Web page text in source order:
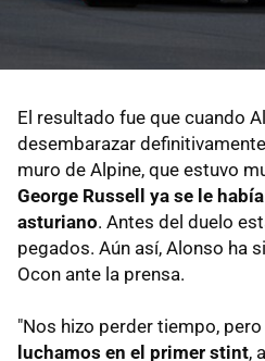
El resultado fue que cuando
desembarazar
muro de Alpine, que estuvo
George Russell ya se le
asturiano. Antes del duelo
pegados. Aún así, Alonso ha
Ocon ante la prensa.
"Nos hizo perder tiempo, pero
luchamos en el primer stint,